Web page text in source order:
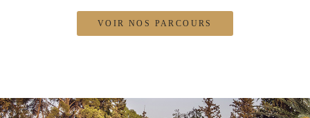
VOIR NOS PARCOURS